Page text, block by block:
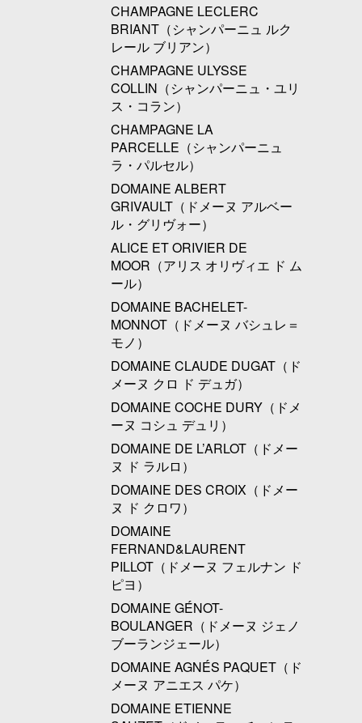
CHAMPAGNE LECLERC
BRIANT（シャンパーニュ ルク
レール ブリアン）
CHAMPAGNE ULYSSE
COLLIN（シャンパーニュ・ユリ
ス・コラン）
CHAMPAGNE LA
PARCELLE（シャンパーニュ
ラ・パルセル）
DOMAINE ALBERT
GRIVAULT（ドメーヌ アルベー
ル・グリヴォー）
ALICE ET ORIVIER DE
MOOR（アリス オリヴィエ ド ム
ール）
DOMAINE BACHELET-
MONNOT（ドメーヌ バシュレ＝
モノ）
DOMAINE CLAUDE DUGAT（ド
メーヌ クロ ド デュガ）
DOMAINE COCHE DURY（ドメ
ーヌ コシュ デュリ）
DOMAINE DE L’ARLOT（ドメー
ヌ ド ラルロ）
DOMAINE DES CROIX（ドメー
ヌ ド クロワ）
DOMAINE
FERNAND&LAURENT
PILLOT（ドメーヌ フェルナン ド
ピヨ）
DOMAINE GÉNOT-
BOULANGER（ドメーヌ ジェノ
ブーランジェール）
DOMAINE AGNÉS PAQUET（ド
メーヌ アニエス パケ）
DOMAINE ETIENNE